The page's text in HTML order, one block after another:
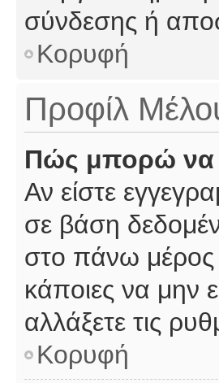
σύνδεσης ή
Κορυφή
Προφίλ
Πώς μπορώ να
Αν είστε
σε βάση
στο πάνω μέρος
κάποιες να μην
αλλάξετε τις
Κορυφή